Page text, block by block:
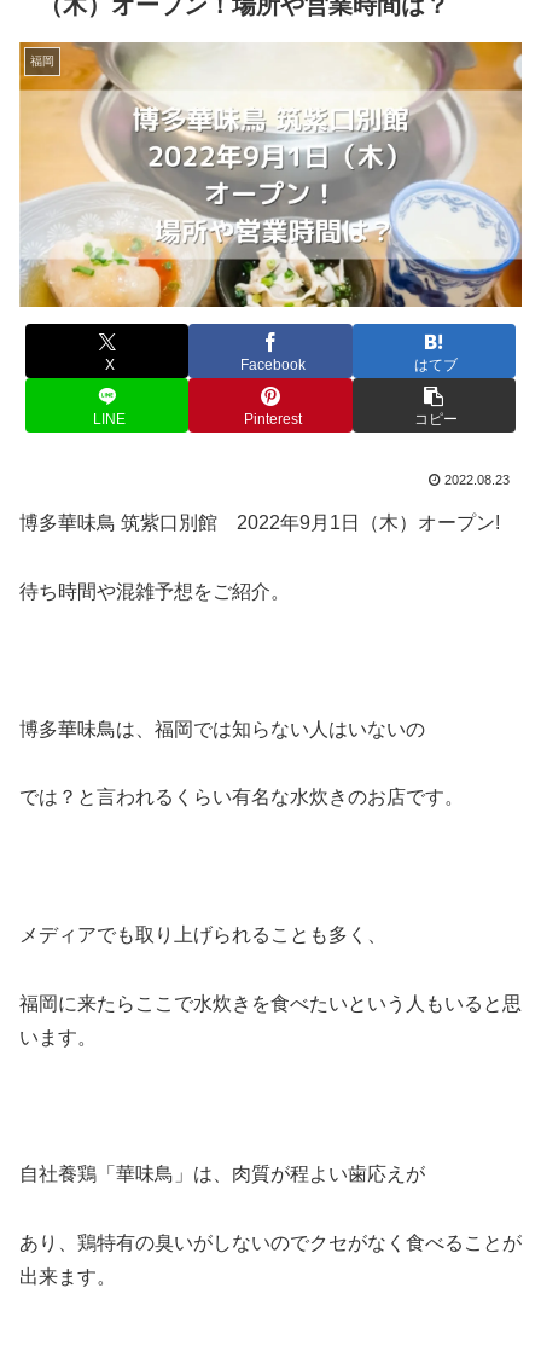
福岡
X Facebook はてブ
LINE Pinterest コピー
2022.08.23
博多華味鳥 筑紫口別館 2022年9月1日（木）オープン!
待ち時間や混雑予想をご紹介。
博多華味鳥は、福岡では知らない人はいないの
では？と言われるくらい有名な水炊きのお店です。
メディアでも取り上げられることも多く、
福岡に来たらここで水炊きを食べたいという人もいると思
います。
自社養鶏「華味鳥」は、肉質が程よい歯応えが
あり、鶏特有の臭いがしないのでクセがなく食べることが
出来ます。